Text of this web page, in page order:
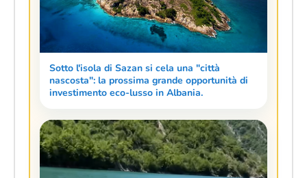
Sotto l'isola di Sazan si cela una "città
nascosta": la prossima grande opportunità di
investimento eco-lusso in Albania.